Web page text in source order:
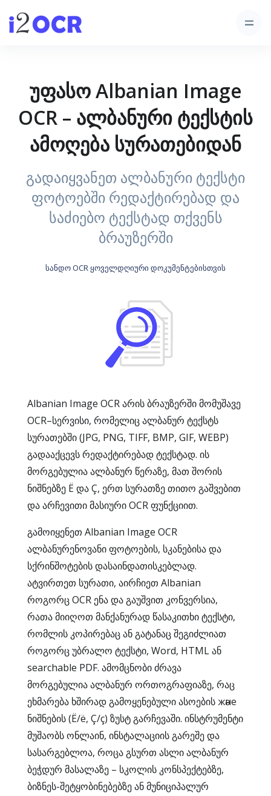
უფასო Albanian Image
OCR – ალბანური ტექსტის
ამოღება სურათებიდან
გადაიყვანეთ ალბანური ტექსტი
ფოტოებში რედაქტირებად და
საძიებო ტექსტად თქვენს
ბრაუზერში
სანდო OCR ყოველდღიური დოკუმენტებისთვის
Albanian Image OCR არის ბრაუზერში მომუშავე
OCR–სერვისი, რომელიც ალბანურ ტექსტს
სურათებში (JPG, PNG, TIFF, BMP, GIF, WEBP)
გადააქცევს რედაქტირებად ტექსტად. ის
მორგებულია ალბანურ წერაზე, მათ შორის
ნიშნებზე Ë და Ç, ერთ სურათზე თითო გაშვებით
და არჩევითი მასიური OCR ფუნქციით.
გამოიყენეთ Albanian Image OCR
ალბანურენოვანი ფოტოების, სკანებისა და
სქრინშოტების დასაინდათისკებლად.
ატვირთეთ სურათი, აირჩიეთ Albanian
როგორც OCR ენა და გაუშვით კონვერსია,
რათა მიიღოთ მანქანურად წასაკითხი ტექსტი,
რომლის კოპირებაც ან გატანაც შეგიძლიათ
როგორც უბრალო ტექსტი, Word, HTML ან
searchable PDF. ამომცნობი ძრავა
მორგებულია ალბანურ ორთოგრაფიაზე, რაც
ეხმარება ხშირად გამოყენებული ასოების және
ნიშნების (Ë/ë, Ç/ç) ზუსტ გარჩევაში. ინსტრუმენტი
მუშაობს ონლაინ, ინსტალაციის გარეშე და
სასარგებლოა, როცა გსურთ ასლი ალბანურ
ბეჭდურ მასალაზე – სკოლის კონსპექტებზე,
ბიზნეს-შეტყობინებებზე ან მუნიციპალურ